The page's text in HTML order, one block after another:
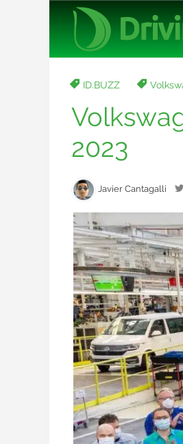
ID.BUZZ
2023
Javier Cantagalli